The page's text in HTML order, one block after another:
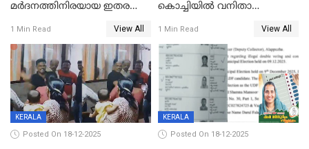
മർദനത്തിനിരയായ ഇതര
നടുക്കുന്ന സംഭവം
വാളയാറിൽ
1 Min Read View All
കൊച്ചിയില്‍ വനിതാ
കോടി രൂപ
1 Min Read View All
KERALA
Posted On 18-12-2025
KERALA
Posted On 18-12-2025